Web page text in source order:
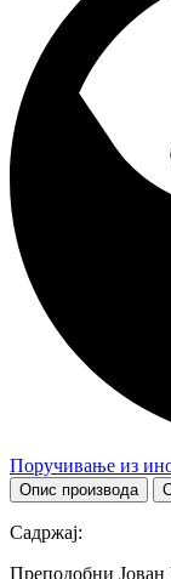
Поручивање из
Опис производа
Садржај:
Преподобни Јован